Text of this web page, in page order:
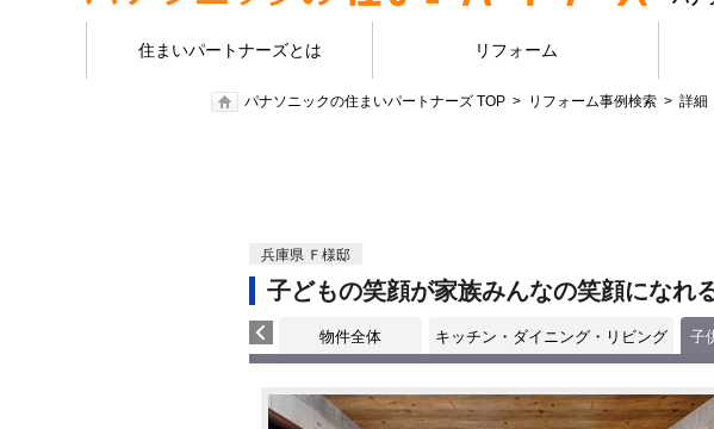
住まいパートナーズとは リフォーム
パナソニックの住まいパートナーズ TOP リフォーム事例検索 詳細
兵庫県 Ｆ様邸
子どもの笑顔が家族みんなの笑顔になれ
物件全体 キッチン・ダイニング・リビング 子